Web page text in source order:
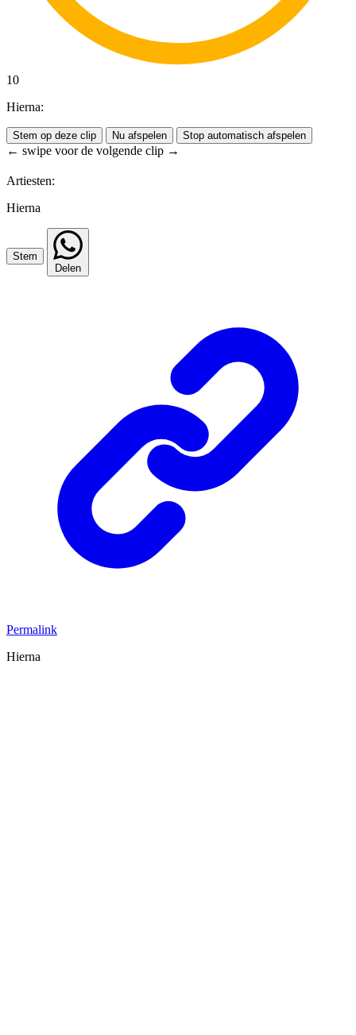
10
Hierna:
Stem op deze clip Nu afspelen Stop automatisch afspelen
← swipe voor de volgende clip →
Artiesten:
Hierna
Stem
Delen
Permalink
Hierna